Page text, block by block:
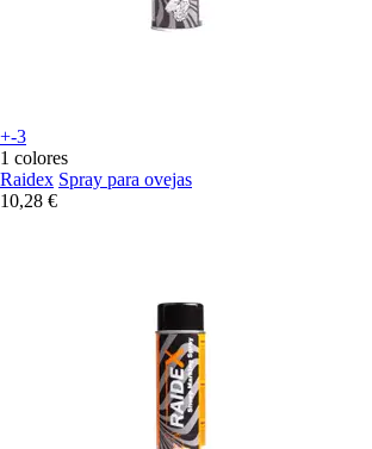
+-3
1 colores
Raidex Spray para ovejas
10,28 €